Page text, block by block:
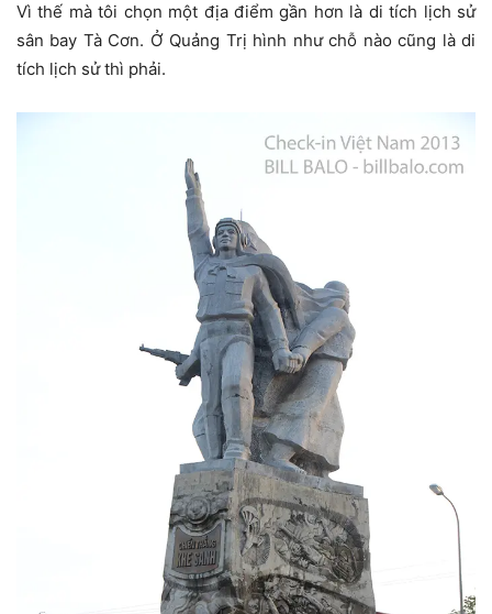
Vì thế mà tôi chọn một địa điểm gần hơn là di tích lịch sử
sân bay Tà Cơn. Ở Quảng Trị hình như chỗ nào cũng là di
tích lịch sử thì phải.